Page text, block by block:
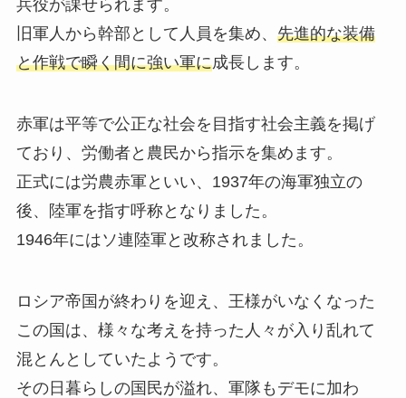
兵役が課せられます。
旧軍人から幹部として人員を集め、 先進的な装備
と作戦で瞬く間に強い軍に成長します。
赤軍は平等で公正な社会を目指す社会主義を掲げ
ており、労働者と農民から指示を集めます。
正式には労農赤軍といい、1937年の海軍独立の
後、陸軍を指す呼称となりました。
1946年にはソ連陸軍と改称されました。
ロシア帝国が終わりを迎え、王様がいなくなった
この国は、様々な考えを持った人々が入り乱れて
混とんとしていたようです。
その日暮らしの国民が溢れ、軍隊もデモに加わ